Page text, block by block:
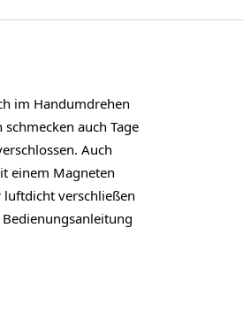
im Handumdrehen
auch Tage
Auch
einem Magneten
luftdicht verschließen